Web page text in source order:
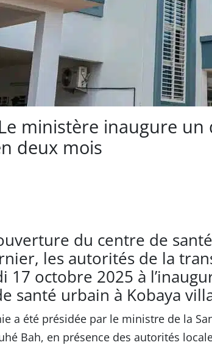
ministère inaugure
deux mois
du centre de
les autorités de la
17 octobre 2025 à
santé urbain à Kobaya
a été présidée par le ministre de la
Bah, en présence des autorités